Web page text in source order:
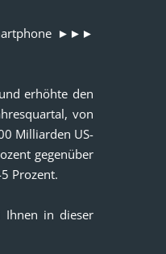
►►►
erhöhte den
von
Milliarden US-
gegenüber
Prozent.
Ihnen in dieser